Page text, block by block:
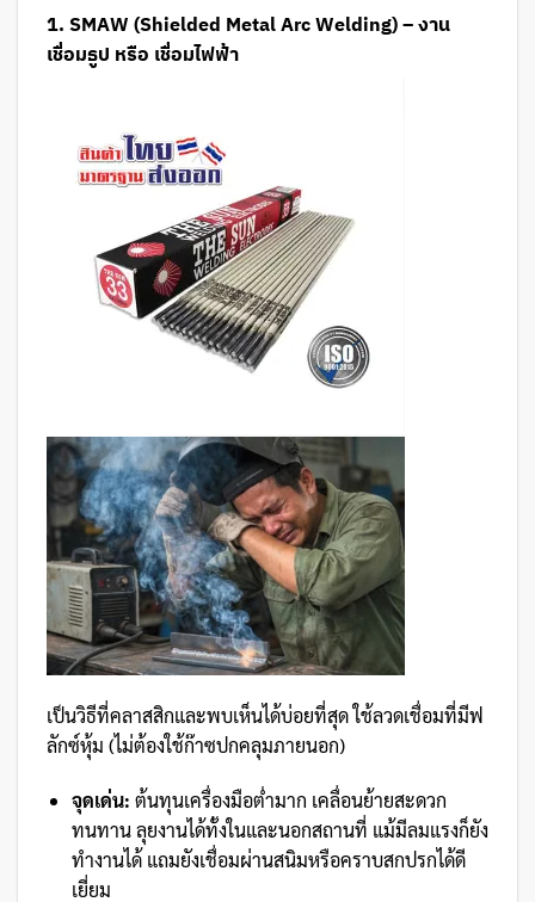
1. SMAW (Shielded Metal Arc Welding) – งาน
เชื่อมธูป หรือ เชื่อมไฟฟ้า
เป็นวิธีที่คลาสสิกและพบเห็นได้บ่อยที่สุด ใช้ลวดเชื่อมที่มีฟ
ลักซ์หุ้ม (ไม่ต้องใช้ก๊าซปกคลุมภายนอก)
จุดเด่น: ต้นทุนเครื่องมือต่ำมาก เคลื่อนย้ายสะดวก
ทนทาน ลุยงานได้ทั้งในและนอกสถานที่ แม้มีลมแรงก็ยัง
ทำงานได้ แถมยังเชื่อมผ่านสนิมหรือคราบสกปรกได้ดี
เยี่ยม